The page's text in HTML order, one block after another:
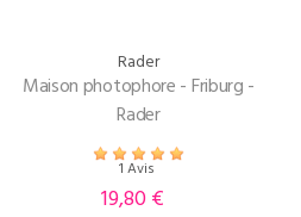
Rader
Maison photophore - Friburg -
Rader
1 Avis
Prix
19,80 €